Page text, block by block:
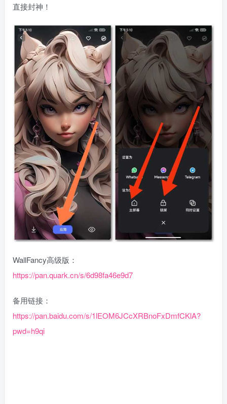
直接封神！
WallFancy高级版：
https://pan.quark.cn/s/6d98fa46e9d7
备用链接：
https://pan.baidu.com/s/1lEOM6JCcXRBnoFxDmfCKlA?
pwd=h9qi